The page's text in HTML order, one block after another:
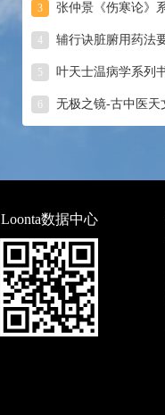
3 张仲景《伤寒论》
4 辅行诀脏腑用药法
5 叶天士温病学系列
6 无极之镜-古中医天
Loonta数据中心